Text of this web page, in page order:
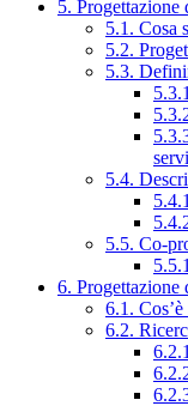
5. Progettazione
5.1. Cosa
5.2.
5.3.
5.4.
5.5. Co-
6. Progettazione
6.1.
6.2.